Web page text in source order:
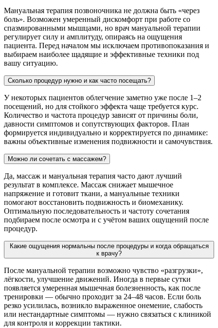
Мануальная терапия позвоночника не должна быть «через
боль». Возможен умеренный дискомфорт при работе со
спазмированными мышцами, но врач мануальной терапии
регулирует силу и амплитуду, опираясь на ощущения
пациента. Перед началом мы исключаем противопоказания и
выбираем наиболее щадящие и эффективные техники под
вашу ситуацию.
Сколько процедур нужно и как часто посещать?
У некоторых пациентов облегчение заметно уже после 1–2
посещений, но для стойкого эффекта чаще требуется курс.
Количество и частота процедур зависят от причины боли,
давности симптомов и сопутствующих факторов. План
формируется индивидуально и корректируется по динамике:
важны объективные изменения подвижности и самочувствия.
Можно ли сочетать с массажем?
Да, массаж и мануальная терапия часто дают лучший
результат в комплексе. Массаж снижает мышечное
напряжение и готовит ткани, а мануальные техники
помогают восстановить подвижность и биомеханику.
Оптимальную последовательность и частоту сочетания
подбираем после осмотра и с учётом ваших ощущений после
процедур.
Какие ощущения нормальны после процедуры и когда обращаться
к врачу?
После мануальной терапии возможно чувство «разгрузки»,
лёгкости, улучшение движений. Иногда в первые сутки
появляется умеренная мышечная болезненность, как после
тренировки — обычно проходит за 24–48 часов. Если боль
резко усилилась, возникло выраженное онемение, слабость
или нестандартные симптомы — нужно связаться с клиникой
для контроля и коррекции тактики.